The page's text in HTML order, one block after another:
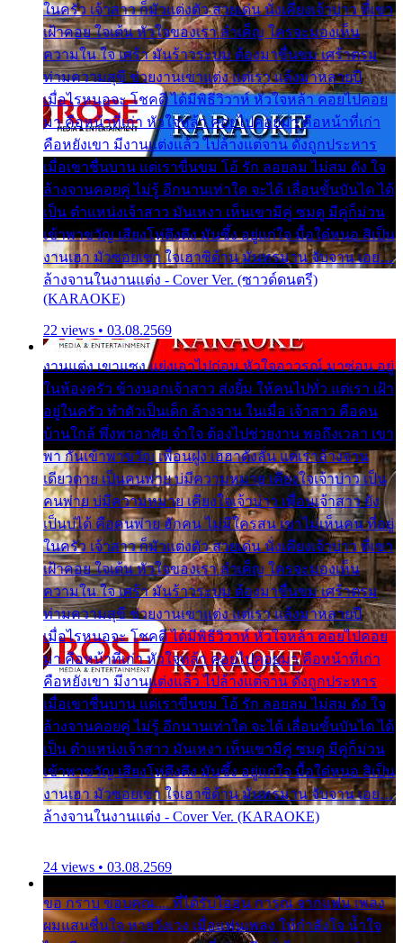
ในครัว เจ้าสาว ก็มัวแต่งตัว สวยเด่น นั่งเคียงเจ้าบ่าว ที่เขา
เฝ้าคอย ใจเต้น หัวใจของเรา ลำเค็ญ ใครจะมองเห็น
ความใน ใจ เศร้า มันร้าวระบม ต้องมาขื่นขม เศร้าตรม
ท่ามความสุขี ช่วยงานเขาแต่ง แต่เรา แล้งมาหลายปี
เมื่อไรหนอจะ โชคดี ได้มีพิธีวิวาห์ หัวใจหล้า คอยไปคอย
มา คือหน้าที่เก่า หัวใจหล้า คอยไปคอยมา คือหน้าที่เก่า
คือหยังเขา มีงานแต่งแล้ว ไปล้างแต่จาน ดั่งถูกประหาร
เมื่อเขาชื่นบาน แต่เราขื่นขม โอ้ รัก ลอยลม ไม่สม ดัง ใจ
ล้างจานคอยคู่ ไม่รู้ อีกนานเท่าใด จะได้ เลื่อนขั้นบันได ได้
เป็น ตำแหน่งเจ้าสาว มันเหงา เห็นเขามีคู่ ซมดู มีคู่ก็ม่วน
เข้าพาขวัญ เสียงโห่ตึงตึง มันซึ้ง อยู่แก่ใจ มื้อใด๋หนอ สิเป็น
งานเฮา มัวซอยเขา ใจเฮาซิด้าน มันทรมาน จับจาน เอย…
ล้างจานในงานแต่ง - Cover Ver. (ซาวด์ดนตรี)
(KARAOKE)
22 views • 03.08.2569
งานแต่ง เขาแซง แย่งเอาไปก่อน หัวใจอาวรณ์ มาซ่อน อยู่
ในห้องครัว ข้างนอกเจ้าสาว ส่งยิ้ม ให้คนไปทั่ว แต่เรา เฝ้า
อยู่ในครัว ทำตัวเป็นเด็ก ล้างจาน ในเมื่อ เจ้าสาว คือคน
บ้านใกล้ พึ่งพาอาศัย จำใจ ต้องไปช่วยงาน พอถึงเวลา เขา
พา กันเข้าพาขวัญ เพื่อนฝูง เฮฮาดังลั่น แต่เราล้างจาน
เดียวดาย เป็นคนพ่าย บ่มีความหมาย เคียงใจเจ้าบ่าว เป็น
คนพ่าย บ่มีความหมาย เคียงใจเจ้าบ่าว เพื่อนเจ้าสาว ยัง
เป็นบ่ได้ คือคนพ่าย ฮักคน ไม่มีใครสน เขาไม่เห็นคน ที่อยู่
ในครัว เจ้าสาว ก็มัวแต่งตัว สวยเด่น นั่งเคียงเจ้าบ่าว ที่เขา
เฝ้าคอย ใจเต้น หัวใจของเรา ลำเค็ญ ใครจะมองเห็น
ความใน ใจ เศร้า มันร้าวระบม ต้องมาขื่นขม เศร้าตรม
ท่ามความสุขี ช่วยงานเขาแต่ง แต่เรา แล้งมาหลายปี
เมื่อไรหนอจะ โชคดี ได้มีพิธีวิวาห์ หัวใจหล้า คอยไปคอย
มา คือหน้าที่เก่า หัวใจหล้า คอยไปคอยมา คือหน้าที่เก่า
คือหยังเขา มีงานแต่งแล้ว ไปล้างแต่จาน ดั่งถูกประหาร
เมื่อเขาชื่นบาน แต่เราขื่นขม โอ้ รัก ลอยลม ไม่สม ดัง ใจ
ล้างจานคอยคู่ ไม่รู้ อีกนานเท่าใด จะได้ เลื่อนขั้นบันได ได้
เป็น ตำแหน่งเจ้าสาว มันเหงา เห็นเขามีคู่ ซมดู มีคู่ก็ม่วน
เข้าพาขวัญ เสียงโห่ตึงตึง มันซึ้ง อยู่แก่ใจ มื้อใด๋หนอ สิเป็น
งานเฮา มัวซอยเขา ใจเฮาซิด้าน มันทรมาน จับจาน เอย…
ล้างจานในงานแต่ง - Cover Ver. (KARAOKE)
24 views • 03.08.2569
ขอ กราบ ขอบคุณ.... ที่ได้รับไออุ่น การุณ จากแฟน เพลง
ผมแสนชื่นใจ หายวังเวง เมื่อแฟนเพลง ให้กำลังใจ น้ำใจ